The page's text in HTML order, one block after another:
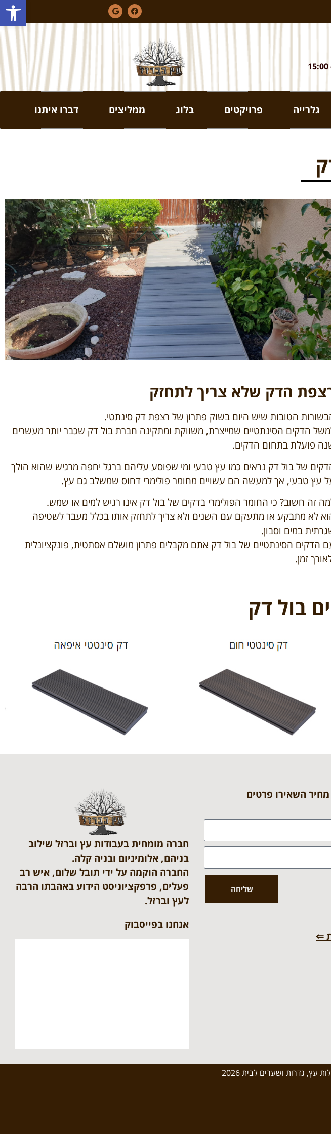
פתח
גלרייה פרויקטים בלוג ממליצים דברו איתנו
הדק שלא צריך לתחזק
הטובות שיש היום בשוק פתרון של רצפת דק סינתטי.
הדקים הסינתטיים שמייצרת, משווקת ומתקינה חברת בול דק שכבר יותר מעשרים
פועלת בתחום הדקים.
של בול דק נראים כמו עץ טבעי ומי שפוסע עליהם ברגל יחפה מרגיש שהוא הולך
עץ טבעי, אך למעשה הם עשויים מחומר פולימרי דחוס שמשלב גם עץ.
זה חשוב? כי החומר הפולימרי בדקים של בול דק אינו רגיש למים או שמש.
לא מתבקע או מתעקם עם השנים ולא צריך לתחזק אותו בכלל מעבר לשטיפה
במים וסבון.
הדקים הסינתטיים של בול דק אתם מקבלים פתרון מושלם אסתטית, פונקציונלית
זמן.
בול דק
השאירו פרטים
שליחה
⇐
חברה מומחית בעבודות עץ וברזל שילוב
בניהם, אלומיניום ובניה קלה.
החברה הוקמה על ידי תובל שלום, איש רב
פעלים, פרפקציוניסט הידוע באהבתו הרבה
לעץ וברזל.
אנחנו בפייסבוק
גדרות ושערים לבית 2026